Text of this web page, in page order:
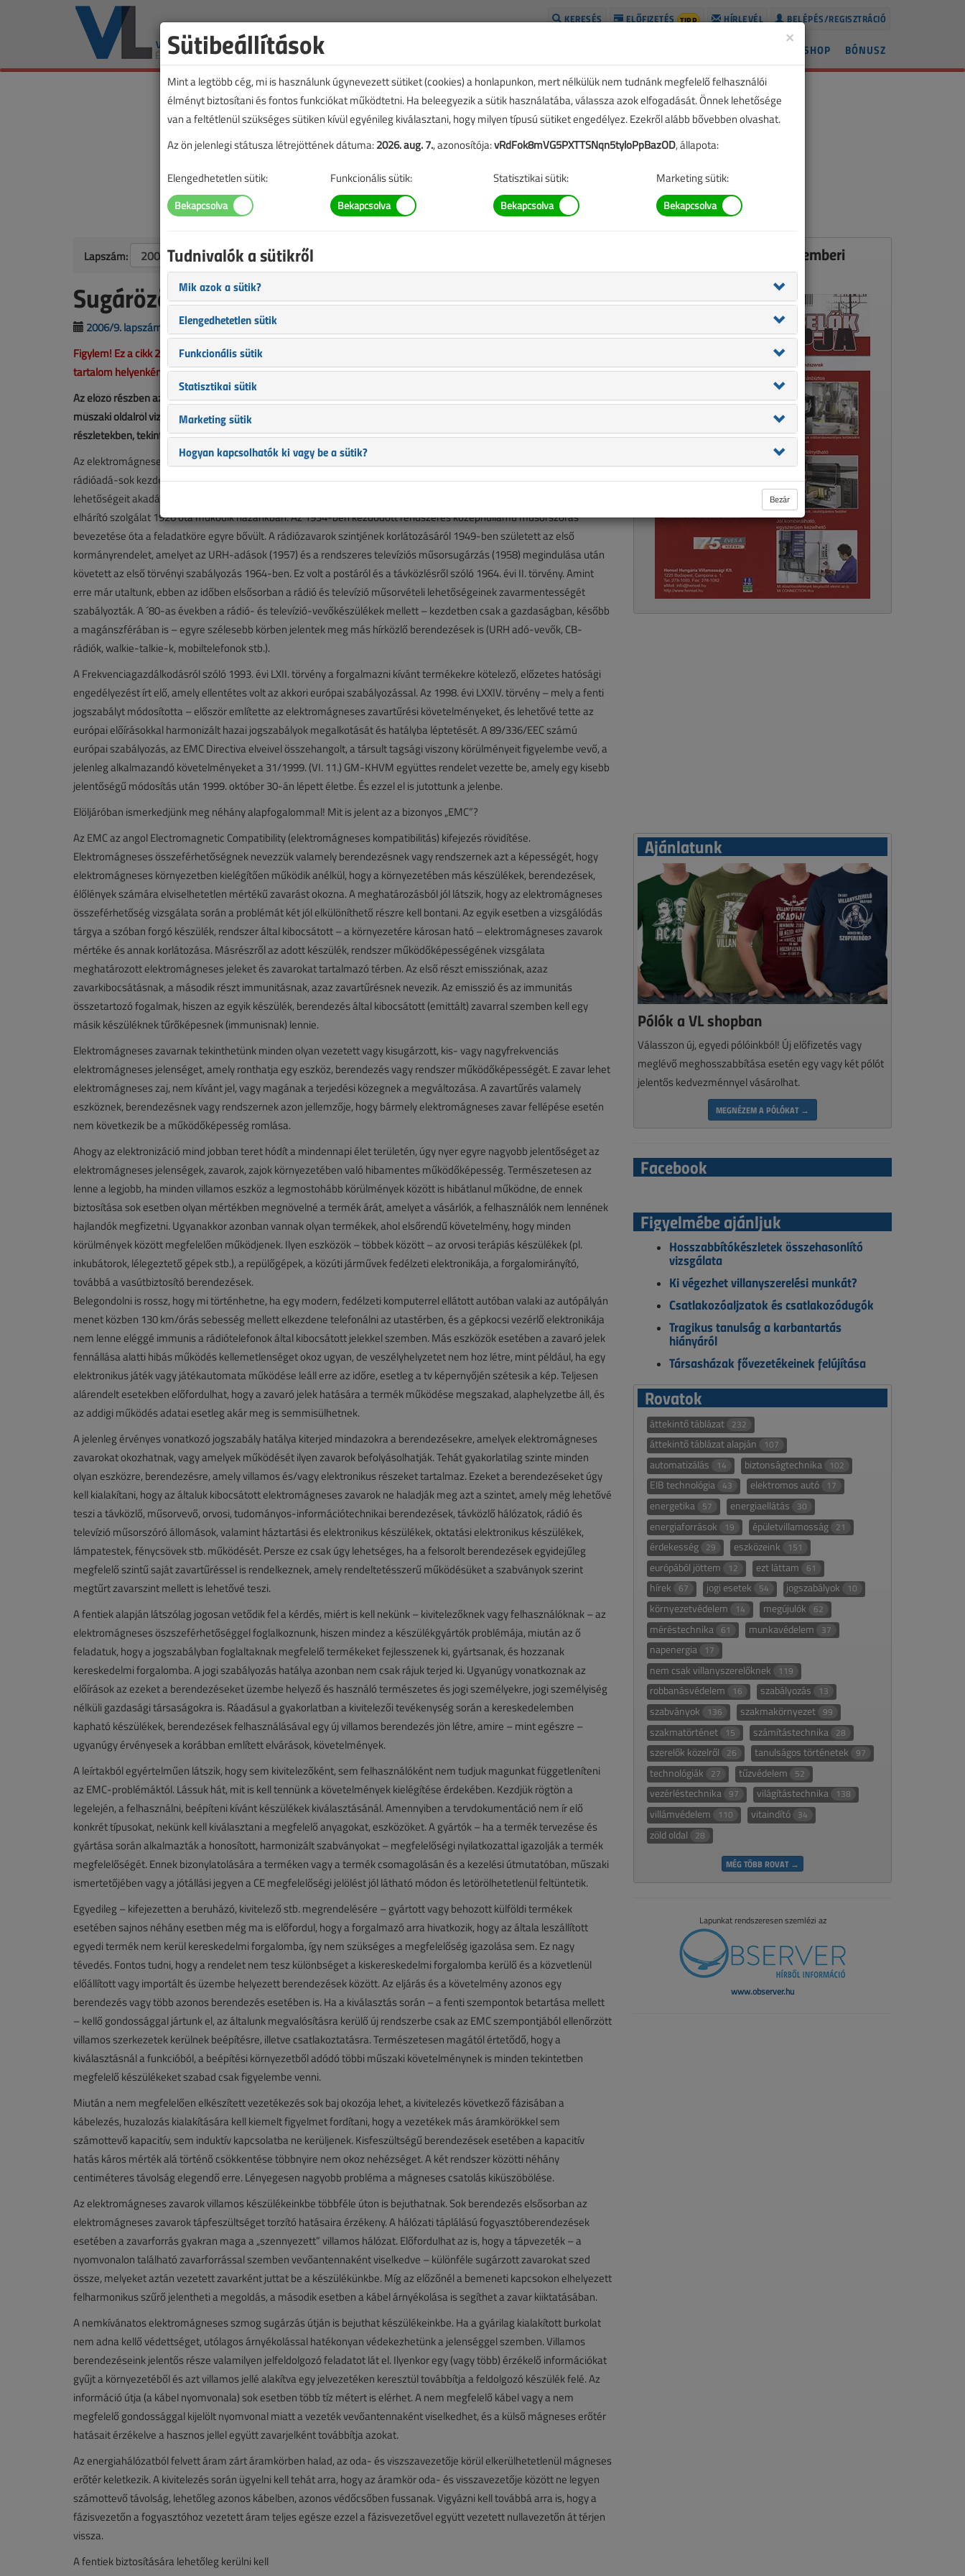
BELÉPÉS/REGISZTRÁCIÓ
HÍRLEVÉL
ELŐFIZETÉS TIPP
KERESÉS
BÓNUSZ
SHOP
Lapszám:
Sugárözönben élünk II.
2006/9. lapszám netadmin |
3912 |
Figylem! Ez a cikk 20 éve frissült utoljára. A benne szereplő információk mára aktualitásukat veszíthették, valamint a
tartalom helyenként hiányos lehet (képek, táblázatok stb.).
Az előző részben az elektroszmog élettani hatásaival ismerkedhettünk meg a teljesség igénye nélkül. A következőkben
műszaki oldalról vizsgáljuk meg az elektromágneses zavarok problémakörét. Mielőtt azonban elmélyednénk a
részletekben, tekintsünk egy kicsit vissza a múltba.
Az elektromágneses zavarok keletkezési okainak és a zavarelhárítás lehetséges módjainak vizsgálata a kísérleti
rádióadá-sok kezdetéig nyúlik vissza. Korábban elsősorban csak a sugárzott rádió- és televízióműsorok vételi
lehetőségeit akadályozó zavarokkal foglalkoztak. Erre utal a rádiózavar kifejezés alkalmazása is. Az ún. rádió-zavar-
elhárító szolgálat 1926 óta működik hazánkban. Az 1934-ben kezdődött rendszeres középhullámú műsorszórás
bevezetése óta a feladatköre egyre bővült. A rádiózavarok szintjének korlátozásáról 1949-ben született az első
kormányrendelet, amelyet az URH-adások (1957) és a rendszeres televíziós műsorsugárzás (1958) megindulása után
követett az első törvényi szabályozás 1964-ben. Ez volt a postáról és a távközlésről szóló 1964. évi II. törvény. Amint
erre már utaltunk, ebben az időben elsősorban a rádió és televízió műsorvételi lehetőségeinek zavarmentességét
szabályozták. A ´80-as években a rádió- és televízió-vevőkészülékek mellett – kezdetben csak a gazdaságban, később
a magánszférában is – egyre szélesebb körben jelentek meg más hírközlő berendezések is (URH adó-vevők, CB-
rádiók, walkie-talkie-k, mobiltelefonok stb.).
A Frekvenciagazdálkodásról szóló 1993. évi LXII. törvény a forgalmazni kívánt termékekre kötelező, előzetes hatósági
engedélyezést írt elő, amely ellentétes volt az akkori európai szabályozással. Az 1998. évi LXXIV. törvény – mely a fenti
jogszabályt módosította – először említette az elektromágneses zavartűrési követelményeket, és lehetővé tette az
európai előírásokkal harmonizált hazai jogszabályok megalkotását és hatályba léptetését. A 89/336/EEC számú
európai szabályozás, az EMC Directiva elveivel összehangolt, a társult tagsági viszony körülményeit figyelembe vevő, a
jelenleg alkalmazandó követelményeket a 31/1999. (VI. 11.) GM-KHVM együttes rendelet vezette be, amely egy kisebb
jelentőségű módosítás után 1999. október 30-án lépett életbe. És ezzel el is jutottunk a jelenbe.
Elöljáróban ismerkedjünk meg néhány alapfogalommal! Mit is jelent az a bizonyos „EMC”?
Az EMC az angol Electromagnetic Compatibility (elektromágneses kompatibilitás) kifejezés rövidítése.
Elektromágneses összeférhetőségnek nevezzük valamely berendezésnek vagy rendszernek azt a képességét, hogy
elektromágneses környezetben kielégítően működik anélkül, hogy a környezetében más készülékek, berendezések,
élőlények számára elviselhetetlen mértékű zavarást okozna. A meghatározásból jól látszik, hogy az elektromágneses
összeférhetőség vizsgálata során a problémát két jól elkülöníthető részre kell bontani. Az egyik esetben a vizsgálódás
tárgya a szóban forgó készülék, rendszer által kibocsátott – a környezetére károsan ható – elektromágneses zavarok
mértéke és annak korlátozása. Másrészről az adott készülék, rendszer működőképességének vizsgálata
meghatározott elektromágneses jeleket és zavarokat tartalmazó térben. Az első részt emissziónak, azaz
zavarkibocsátásnak, a második részt immunitásnak, azaz zavartűrésnek nevezik. Az emisszió és az immunitás
összetartozó fogalmak, hiszen az egyik készülék, berendezés által kibocsátott (emittált) zavarral szemben kell egy
másik készüléknek tűrőképesnek (immunisnak) lennie.
Elektromágneses zavarnak tekinthetünk minden olyan vezetett vagy kisugárzott, kis- vagy nagyfrekvenciás
elektromágneses jelenséget, amely ronthatja egy eszköz, berendezés vagy rendszer működőképességét. E zavar lehet
elektromágneses zaj, nem kívánt jel, vagy magának a terjedési közegnek a megváltozása. A zavartűrés valamely
eszköznek, berendezésnek vagy rendszernek azon jellemzője, hogy bármely elektromágneses zavar fellépése esetén
nem következik be a működőképesség romlása.
Ahogy az elektronizáció mind jobban teret hódít a mindennapi élet területén, úgy nyer egyre nagyobb jelentőséget az
elektromágneses jelenségek, zavarok, zajok környezetében való hibamentes működőképesség. Természetesen az
lenne a legjobb, ha minden villamos eszköz a legmostohább körülmények között is hibátlanul működne, de ennek
biztosítása sok esetben olyan mértékben megnövelné a termék árát, amelyet a vásárlók, a felhasználók nem lennének
hajlandók megfizetni. Ugyanakkor azonban vannak olyan termékek, ahol elsőrendű követelmény, hogy minden
körülmények között megfelelően működjenek. Ilyen eszközök – többek között – az orvosi terápiás készülékek (pl.
inkubátorok, lélegeztető gépek stb.), a repülőgépek, a közúti járművek fedélzeti elektronikája, a forgalomirányító,
továbbá a vasútbiztosító berendezések.
Belegondolni is rossz, hogy mi történhetne, ha egy modern, fedélzeti komputerrel ellátott autóban valaki az autópályán
menet közben 130 km/órás sebesség mellett elkezdene telefonálni az utastérben, és a gépkocsi vezérlő elektronikája
nem lenne eléggé immunis a rádiótelefonok által kibocsátott jelekkel szemben. Más eszközök esetében a zavaró jelek
fennállása alatti hibás működés kellemetlenséget okoz ugyan, de veszélyhelyzetet nem hoz létre, mint például, ha egy
elektronikus játék vagy játékautomata működése leáll erre az időre, esetleg a tv képernyőjén szétesik a kép. Teljesen
alárendelt esetekben előfordulhat, hogy a zavaró jelek hatására a termék működése megszakad, alaphelyzetbe áll, és
az addigi működés adatai esetleg akár meg is semmisülhetnek.
A jelenleg érvényes vonatkozó jogszabály hatálya kiterjed mindazokra a berendezésekre, amelyek elektromágneses
zavarokat okozhatnak, vagy amelyek működését ilyen zavarok befolyásolhatják. Tehát gyakorlatilag szinte minden
olyan eszközre, berendezésre, amely villamos és/vagy elektronikus részeket tartalmaz. Ezeket a berendezéseket úgy
kell kialakítani, hogy az általuk kibocsátott elektromágneses zavarok ne haladják meg azt a szintet, amely még lehetővé
teszi a távközlő, műsorvevő, orvosi, tudományos-információtechnikai berendezések, távközlő hálózatok, rádió és
televízió műsorszóró állomások, valamint háztartási és elektronikus készülékek, oktatási elektronikus készülékek,
lámpatestek, fénycsövek stb. működését. Persze ez csak úgy lehetséges, ha a felsorolt berendezések egyidejűleg
megfelelő szintű saját zavartűréssel is rendelkeznek, amely rendeltetésszerű működésüket a szabványok szerint
megtűrt zavarszint mellett is lehetővé teszi.
A fentiek alapján látszólag jogosan vetődik fel a kérdés, miért is kell nekünk – kivitelezőknek vagy felhasználóknak – az
elektromágneses öszszeférhetőséggel foglalkoznunk, hiszen mindez a készülékgyártók problémája, miután az ő
feladatuk, hogy a jogszabályban foglaltaknak megfelelő termékeket fejlesszenek ki, gyártsanak, és hozzanak
kereskedelmi forgalomba. A jogi szabályozás hatálya azonban nem csak rájuk terjed ki. Ugyanúgy vonatkoznak az
előírások az ezeket a berendezéseket üzembe helyező és használó természetes és jogi személyekre, jogi személyiség
nélküli gazdasági társaságokra is. Ráadásul a gyakorlatban a kivitelezői tevékenység során a kereskedelemben
kapható készülékek, berendezések felhasználásával egy új villamos berendezés jön létre, amire – mint egészre –
ugyanúgy érvényesek a korábban említett elvárások, követelmények.
A leírtakból egyértelműen látszik, hogy sem kivitelezőként, sem felhasználóként nem tudjuk magunkat függetleníteni
az EMC-problémáktól. Lássuk hát, mit is kell tennünk a követelmények kielégítése érdekében. Kezdjük rögtön a
legelején, a felhasználni, beépíteni kívánt készülékek kiválasztásánál. Amennyiben a tervdokumentáció nem ír elő
konkrét típusokat, nekünk kell kiválasztani a megfelelő anyagokat, eszközöket. A gyártók – ha a termék tervezése és
gyártása során alkalmazták a honosított, harmonizált szabványokat – megfelelőségi nyilatkozattal igazolják a termék
megfelelőségét. Ennek bizonylatolására a terméken vagy a termék csomagolásán és a kezelési útmutatóban, műszaki
ismertetőjében vagy a jótállási jegyen a CE megfelelőségi jelölést jól látható módon és letörölhetetlenül feltüntetik.
Egyedileg – kifejezetten a beruházó, kivitelező stb. megrendelésére – gyártott vagy behozott külföldi termékek
esetében sajnos néhány esetben még ma is előfordul, hogy a forgalmazó arra hivatkozik, hogy az általa leszállított
egyedi termék nem kerül kereskedelmi forgalomba, így nem szükséges a megfelelőség igazolása sem. Ez nagy
tévedés. Fontos tudni, hogy a rendelet nem tesz különbséget a kiskereskedelmi forgalomba kerülő és a közvetlenül
előállított vagy importált és üzembe helyezett berendezések között. Az eljárás és a követelmény azonos egy
berendezés vagy több azonos berendezés esetében is. Ha a kiválasztás során – a fenti szempontok betartása mellett
– kellő gondossággal jártunk el, az általunk megvalósításra kerülő új rendszerbe csak az EMC szempontjából ellenőrzött
villamos szerkezetek kerülnek beépítésre, illetve csatlakoztatásra. Természetesen magától értetődő, hogy a
kiválasztásnál a funkcióból, a beépítési környezetből adódó többi műszaki követelménynek is minden tekintetben
megfelelő készülékeket szabad csak figyelembe venni.
Miután a nem megfelelően elkészített vezetékezés sok baj okozója lehet, a kivitelezés következő fázisában a
kábelezés, huzalozás kialakítására kell kiemelt figyelmet fordítani, hogy a vezetékek más áramkörökkel sem
számottevő kapacitív, sem induktív kapcsolatba ne kerüljenek. Kisfeszültségű berendezések esetében a kapacitív
hatás káros mérték alá történő csökkentése többnyire nem okoz nehézséget. A két rendszer közötti néhány
centiméteres távolság elegendő erre. Lényegesen nagyobb probléma a mágneses csatolás kiküszöbölése.
Az elektromágneses zavarok villamos készülékeinkbe többféle úton is bejuthatnak. Sok berendezés elsősorban az
elektromágneses zavarok tápfeszültséget torzító hatásaira érzékeny. A hálózati táplálású fogyasztóberendezések
esetében a zavarforrás gyakran maga a „szennyezett” villamos hálózat. Előfordulhat az is, hogy a tápvezeték – a
nyomvonalon található zavarforrással szemben vevőantennaként viselkedve – különféle sugárzott zavarokat szed
össze, melyeket aztán vezetett zavarként juttat be a készülékünkbe. Míg az előzőnél a bemeneti kapcsokon elhelyezett
felharmonikus szűrő jelentheti a megoldás, a második esetben a kábel árnyékolása is segíthet a zavar kiiktatásában.
A nemkívánatos elektromágneses szmog sugárzás útján is bejuthat készülékeinkbe. Ha a gyárilag kialakított burkolat
nem adna kellő védettséget, utólagos árnyékolással hatékonyan védekezhetünk a jelenséggel szemben. Villamos
berendezéseink jelentős része valamilyen jelfeldolgozó feladatot lát el. Ilyenkor egy (vagy több) érzékelő információkat
gyűjt a környezetéből és azt villamos jellé alakítva egy jelvezetéken keresztül továbbítja a feldolgozó készülék felé. Az
információ útja (a kábel nyomvonala) sok esetben több tíz métert is elérhet. A nem megfelelő kábel vagy a nem
megfelelő gondossággal kijelölt nyomvonal miatt a vezeték vevőantennaként viselkedhet, és a külső mágneses erőtér
hatásait érzékelve a hasznos jellel együtt zavarjelként továbbítja azokat.
Az energiahálózatból felvett áram zárt áramkörben halad, az oda- és viszszavezetője körül elkerülhetetlenül mágneses
erőtér keletkezik. A kivitelezés során ügyelni kell tehát arra, hogy az áramkör oda- és visszavezetője között ne legyen
számottevő távolság, lehetőleg azonos kábelben, azonos védőcsőben fussanak. Vigyázni kell továbbá arra is, hogy a
fázisvezetőn a fogyasztóhoz vezetett áram teljes egésze ezzel a fázisvezetővel együtt vezetett nullavezetőn át térjen
vissza.
A fentiek biztosítására lehetőleg kerülni kell
Ez a cikk a VL 2006. szeptemberi
számában jelent meg.
Ajánlatunk
Pólók a VL shopban
Válasszon új, egyedi pólóinkból! Új előfizetés vagy
meglévő meghosszabbítása esetén egy vagy két pólót
jelentős kedvezménnyel vásárolhat.
MEGNÉZEM A PÓLÓKAT →
Facebook
Figyelmébe ajánljuk
Hosszabbítókészletek összehasonlító
vizsgálata
Ki végezhet villanyszerelési munkát?
Csatlakozóaljzatok és csatlakozódugók
Tragikus tanulság a karbantartás
hiányáról
Társasházak fővezetékeinek felújítása
Rovatok
áttekintő táblázat 232
áttekintő táblázat alapján 107
automatizálás 14 biztonságtechnika 102
EIB technológia 43 elektromos autó 17
energetika 57 energiaellátás 30
energiaforrások 19 épületvillamosság 21
érdekesség 29 eszközeink 151
európából jöttem 12 ezt láttam 61
hírek 67 jogi esetek 54 jogszabályok 10
környezetvédelem 14 megújulók 62
méréstechnika 61 munkavédelem 37
napenergia 17
nem csak villanyszerelőknek 119
robbanásvédelem 16 szabályozás 13
szabványok 136 szakmakörnyezet 99
szakmatörténet 15 számítástechnika 28
szerelők közelről 26 tanulságos történetek 97
technológiák 27 tűzvédelem 52
vezérléstechnika 97 világítástechnika 138
villámvédelem 110 vitaindító 34
zöld oldal 28
MÉG TÖBB ROVAT →
Lapunkat rendszeresen szemlézi az
www.observer.hu
×
Sütibeállítások
Mint a legtöbb cég, mi is használunk úgynevezett sütiket (cookies) a honlapunkon, mert nélkülük nem tudnánk megfelelő felhasználói
élményt biztosítani és fontos funkciókat működtetni. Ha beleegyezik a sütik használatába, válassza azok elfogadását. Önnek lehetősége
van a feltétlenül szükséges sütiken kívül egyénileg kiválasztani, hogy milyen típusú sütiket engedélyez. Ezekről alább bővebben olvashat.
Az ön jelenlegi státusza létrejöttének dátuma:2026. aug. 7., azonosítója:vRdFok8mVG5PXTTSNqn5tyloPpBazOD, állapota:
Elengedhetetlen sütik: Funkcionális sütik: Statisztikai sütik: Marketing sütik:
Tudnivalók a sütikről
Mik azok a sütik?
Elengedhetetlen sütik
Funkcionális sütik
Statisztikai sütik
Marketing sütik
Hogyan kapcsolhatók ki vagy be a sütik?
Bezár